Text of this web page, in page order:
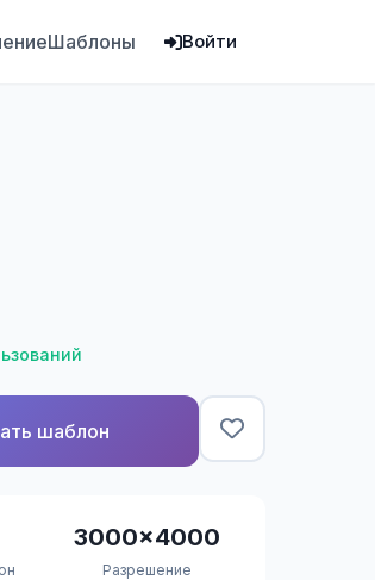
Шаблоны Войти
шаблон
3000×4000
Разрешение